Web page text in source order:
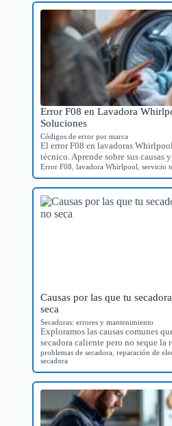
Error F08 en Lavadora
Soluciones
Códigos de error por marca
El error F08 en lavadoras
técnico. Aprende sobre sus causas
Error F08 ,lavadora Whirlpool ,servicio
Causas por las que tu
seca
Secadoras: errores y mantenimiento
Exploramos las causas comunes
secadora caliente pero no seque la
problemas de secadora ,reparación de
secadora